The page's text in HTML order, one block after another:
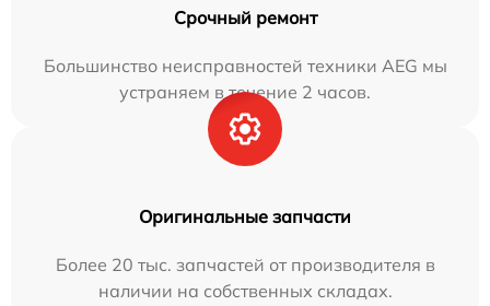
Срочный ремонт
Большинство неисправностей техники AEG мы
устраняем в течение 2 часов.
Оригинальные запчасти
Более 20 тыс. запчастей от производителя в
наличии на собственных складах.